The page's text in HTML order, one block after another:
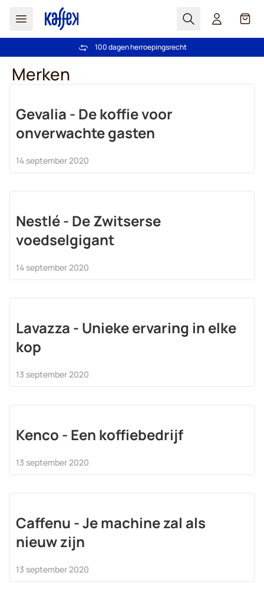
Zoek Cart
Gratis verzending vanaf € 49
100 dagen herroepingsrecht
Merken
Gevalia - De koffie voor
onverwachte gasten
14 september 2020
Nestlé - De Zwitserse
voedselgigant
14 september 2020
Lavazza - Unieke ervaring in elke
kop
13 september 2020
Kenco - Een koffiebedrijf
13 september 2020
Caffenu - Je machine zal als
nieuw zijn
13 september 2020